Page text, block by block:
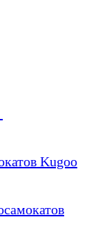
Kugoo